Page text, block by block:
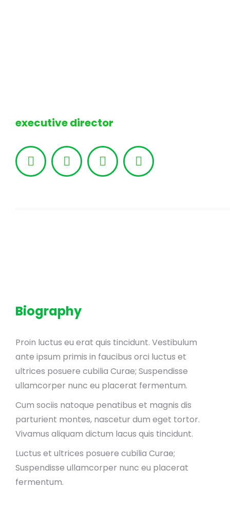
executive director
FacebookLinkedinPinterestInstagram
Biography
Proin luctus eu erat quis tincidunt. Vestibulum
ante ipsum primis in faucibus orci luctus et
ultrices posuere cubilia Curae; Suspendisse
ullamcorper nunc eu placerat fermentum.
Cum sociis natoque penatibus et magnis dis
parturient montes, nascetur dum eget tortor.
Vivamus aliquam dictum lacus quis tincidunt.
Luctus et ultrices posuere cubilia Curae;
Suspendisse ullamcorper nunc eu placerat
fermentum.